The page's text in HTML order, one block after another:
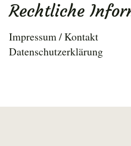
Rechtliche
Impressum / Kontakt
Datenschutzerklärung